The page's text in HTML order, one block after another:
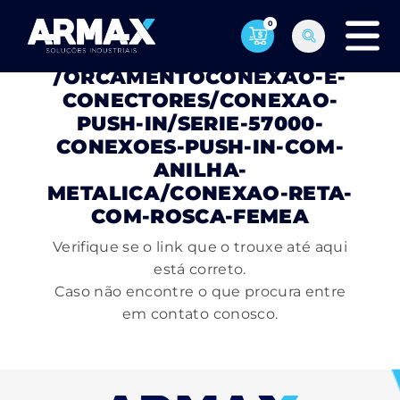
0
PÁGINA NÃO ENCONTRADA
/ORCAMENTOCONEXAO-E-
CONECTORES/CONEXAO-
PUSH-IN/SERIE-57000-
CONEXOES-PUSH-IN-COM-
ANILHA-
METALICA/CONEXAO-RETA-
COM-ROSCA-FEMEA
Verifique se o link que o trouxe até aqui
está correto.
Caso não encontre o que procura entre
em contato conosco.